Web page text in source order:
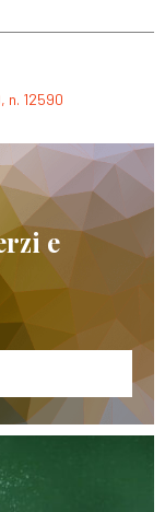
n. 12590
e